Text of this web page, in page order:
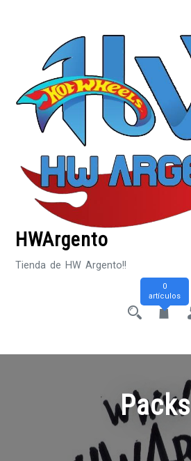
HWArgento
Tienda de HW Argento!!
0
artículos
Packs